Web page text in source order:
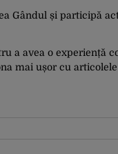
Gândul și participă
a avea o experiență
mai ușor cu